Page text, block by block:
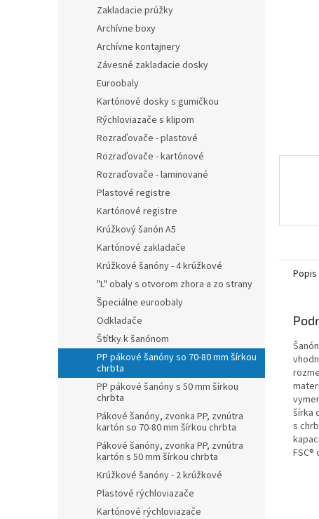
Zakladacie prúžky
Archívne boxy
Archívne kontajnery
Závesné zakladacie dosky
Euroobaly
Kartónové dosky s gumičkou
Rýchloviazače s klipom
Rozraďovače - plastové
Rozraďovače - kartónové
Rozraďovače - laminované
Plastové registre
Kartónové registre
Krúžkový šanón A5
Kartónové zakladače
Krúžkové šanóny - 4 krúžkové
"L" obaly s otvorom zhora a zo strany
Špeciálne euroobaly
Odkladače
Štítky k šanónom
PP pákové šanóny so 70-80 mm šírkou
chrbta
PP pákové šanóny s 50 mm šírkou
chrbta
Pákové šanóny, zvonka PP, zvnútra
kartón so 70-80 mm šírkou chrbta
Pákové šanóny, zvonka PP, zvnútra
kartón s 50 mm šírkou chrbta
Krúžkové šanóny - 2 krúžkové
Plastové rýchloviazače
Kartónové rýchloviazače
Popis
šírka
s